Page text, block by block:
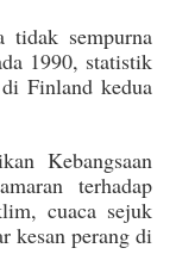
tidak sempurna
1990, statistik
Finland kedua
Kebangsaan
terhadap
cuaca sejuk
kesan perang di